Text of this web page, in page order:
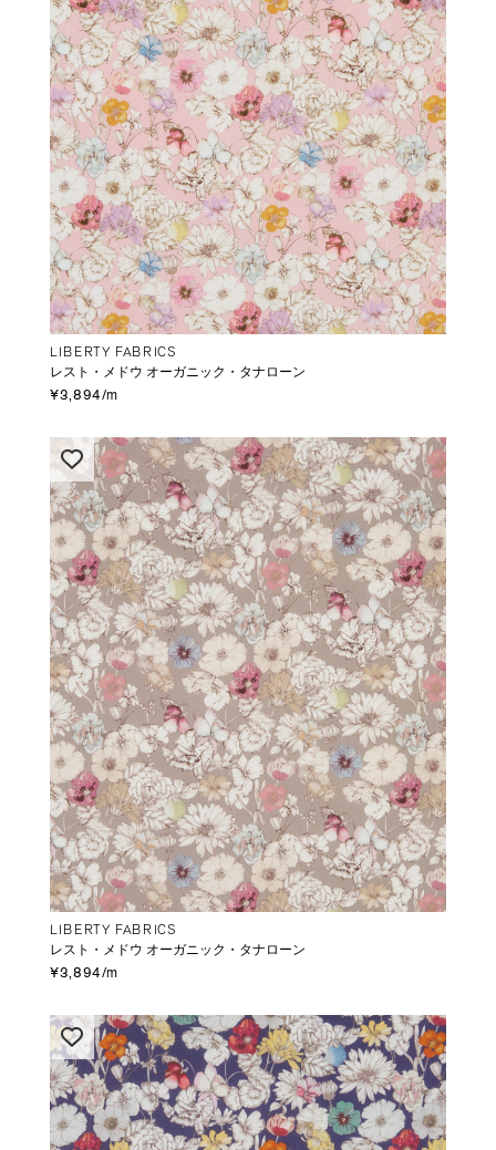
LIBERTY FABRICS
レスト・メドウ オーガニック・タナローン
¥3,894/m
LIBERTY FABRICS
レスト・メドウ オーガニック・タナローン
¥3,894/m